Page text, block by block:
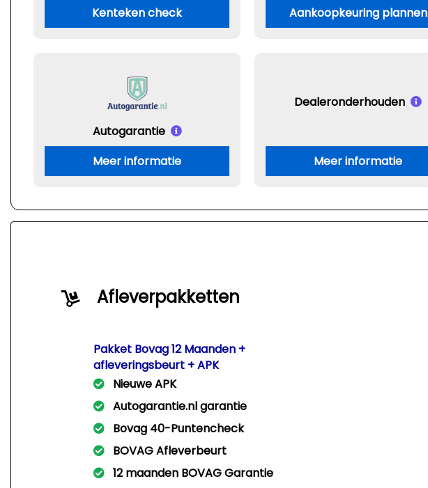
Kenteken check
Aankoopkeuring plannen
Autogarantie
Meer informatie
Dealeronderhouden
Meer informatie
Afleverpakketten
Pakket Bovag 12 Maanden +
afleveringsbeurt + APK
Nieuwe APK
Autogarantie.nl garantie
Bovag 40-Puntencheck
BOVAG Afleverbeurt
12 maanden BOVAG Garantie